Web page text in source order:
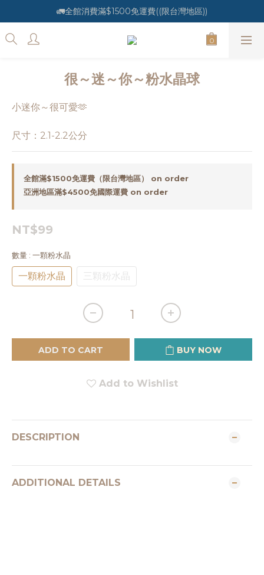
🚛全館消費滿$1500免運費((限台灣地區))
很～迷～你～粉水晶球
小迷你～很可愛🫶
尺寸：2.1-2.2公分
全館滿$1500免運費（限台灣地區） on order
亞洲地區滿$4500免國際運費 on order
NT$99
數量 : 一顆粉水晶
一顆粉水晶 三顆粉水晶
ADD TO CART BUY NOW
Add to Wishlist
DESCRIPTION
ADDITIONAL DETAILS